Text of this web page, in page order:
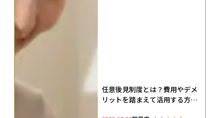
任意後見制度とは？費用やデメ
リットを踏まえて活用する方法